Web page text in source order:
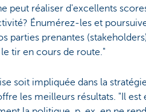
peut réaliser d'excellents
Énumérez-les et
parties prenantes
tir en cours de route."
soit impliquée dans la
les meilleurs résultats. "Il est